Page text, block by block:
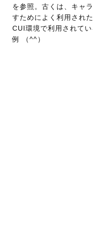
を参照。古くは、キャ
すためによく利用され
CUI環境で利用されてい
例 （^^）